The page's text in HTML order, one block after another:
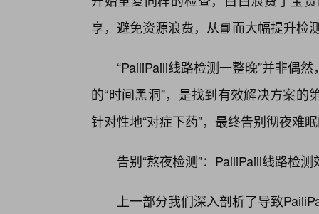
享，避免资源浪费，从📘而大幅提升检
“PailiPaili线路检测一整晚”并非偶
的“时间黑洞”，是找到有效解决方案
针对性地“对症下药”，最终告别彻夜难
告别“熬夜检测”：PailiPaili线路检
上一部分我们深入剖析了导致